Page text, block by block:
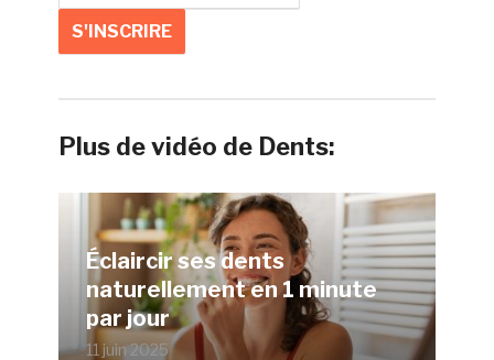
Plus de vidéo de Dents:
Éclaircir ses dents
naturellement en 1 minute
par jour
11 juin 2025